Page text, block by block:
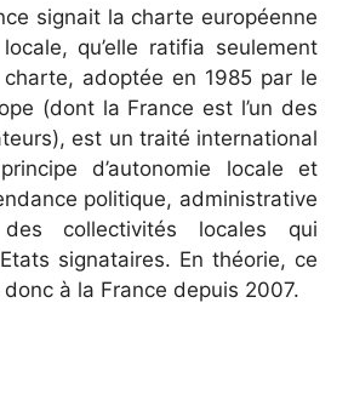
signait la charte européenne
qu’elle ratifia seulement
adoptée en 1985 par le
(dont la France est l’un des
est un traité international
d’autonomie locale et
politique, administrative
collectivités locales qui
signataires. En théorie, ce
donc à la France depuis 2007.